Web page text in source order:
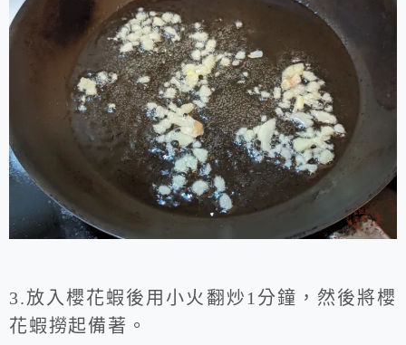
3.放入櫻花蝦後用小火翻炒1分鐘，然後將櫻
花蝦撈起備著。